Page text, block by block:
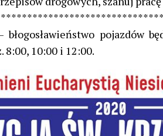
pojazdów
8:00, 10:00 i 12:00.